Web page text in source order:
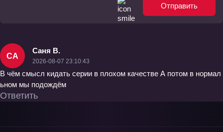
Отправить
СА
Саня В.
2026-08-07 23:10:43
В чём смысл кидать серии в плохом качестве А потом в нормал
ьном мы подождём
Ответить